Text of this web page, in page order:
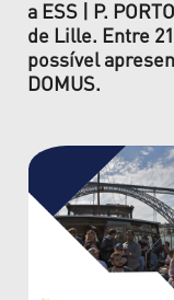
a ESS | P.
de Lille. Entre
possível
DOMUS.